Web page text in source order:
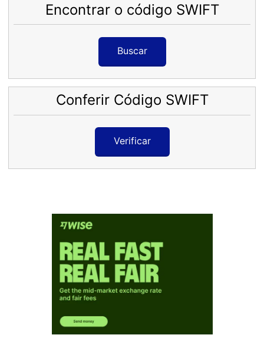
Encontrar o código SWIFT
Buscar
Conferir Código SWIFT
Verificar